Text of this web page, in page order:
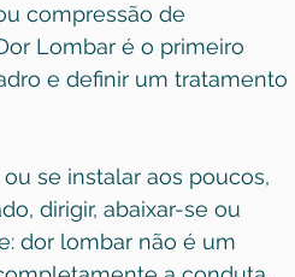
compressão de
Lombar é o primeiro
e definir um tratamento
se instalar aos poucos,
dirigir, abaixar-se ou
dor lombar não é um